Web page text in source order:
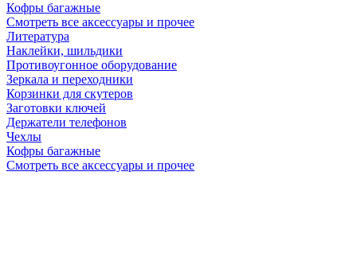
Кофры багажные
Смотреть все аксессуары и прочее
Литература
Наклейки, шильдики
Противоугонное оборудование
Зеркала и переходники
Корзинки для скутеров
Заготовки ключей
Держатели телефонов
Чехлы
Кофры багажные
Смотреть все аксессуары и прочее